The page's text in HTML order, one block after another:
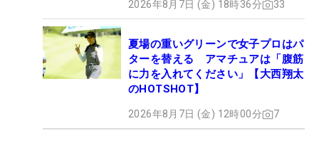
2026年8月7日 (金) 18時36分 33
夏場の重いグリーンで女子プロはパ
ターを替える アマチュアは「腹筋
に力を入れてください」【大西翔太
のHOTSHOT】
2026年8月7日 (金) 12時00分 7